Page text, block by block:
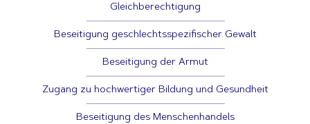
Gleichberechtigung
Beseitigung geschlechtsspezifischer Gewalt
Beseitigung der Armut
Zugang zu hochwertiger Bildung und Gesundheit
Beseitigung des Menschenhandels